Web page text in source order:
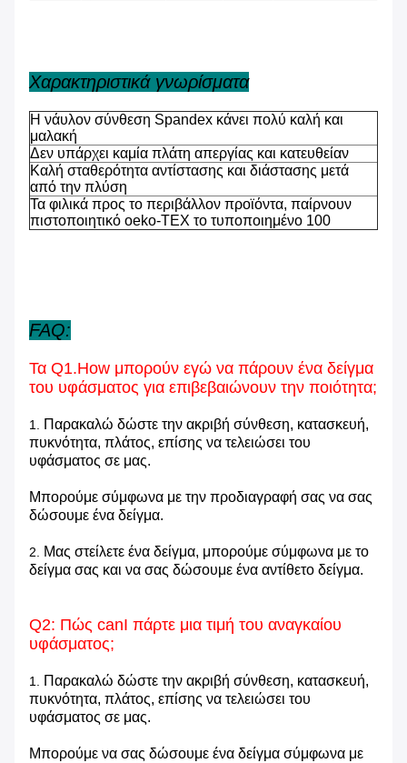
Χαρακτηριστικά γνωρίσματα
Η νάυλον σύνθεση Spandex κάνει πολύ καλή και
μαλακή
Δεν υπάρχει καμία πλάτη απεργίας και κατευθείαν
Καλή σταθερότητα αντίστασης και διάστασης μετά
από την πλύση
Τα φιλικά προς το περιβάλλον προϊόντα, παίρνουν
πιστοποιητικό oeko-TEX το τυποποιημένο 100
FAQ:
Τα Q1.How μπορούν εγώ να πάρουν ένα δείγμα
του υφάσματος για επιβεβαιώνουν την ποιότητα;
1. Παρακαλώ δώστε την ακριβή σύνθεση, κατασκευή,
πυκνότητα, πλάτος, επίσης να τελειώσει του
υφάσματος σε μας.
Μπορούμε σύμφωνα με την προδιαγραφή σας να σας
δώσουμε ένα δείγμα.
2. Μας στείλετε ένα δείγμα, μπορούμε σύμφωνα με το
δείγμα σας και να σας δώσουμε ένα αντίθετο δείγμα.
Q2: Πώς canI πάρτε μια τιμή του αναγκαίου
υφάσματος;
1. Παρακαλώ δώστε την ακριβή σύνθεση, κατασκευή,
πυκνότητα, πλάτος, επίσης να τελειώσει του
υφάσματος σε μας.
Μπορούμε να σας δώσουμε ένα δείγμα σύμφωνα με